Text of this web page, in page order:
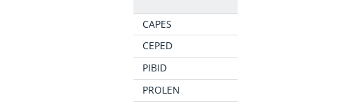
CAPES
CEPED
PIBID
PROLEN